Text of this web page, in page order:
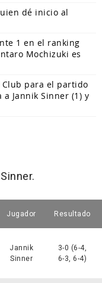
dé inicio al
1 en el ranking
Mochizuki es
Club para el partido
Jannik Sinner (1) y
Jugador Resultado
Jannik
Sinner
3-0 (6-4,
6-3, 6-4)